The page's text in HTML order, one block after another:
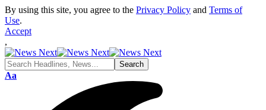
By using this site, you agree to the Privacy Policy and Terms of
Use.
Accept
,
Font
Aa